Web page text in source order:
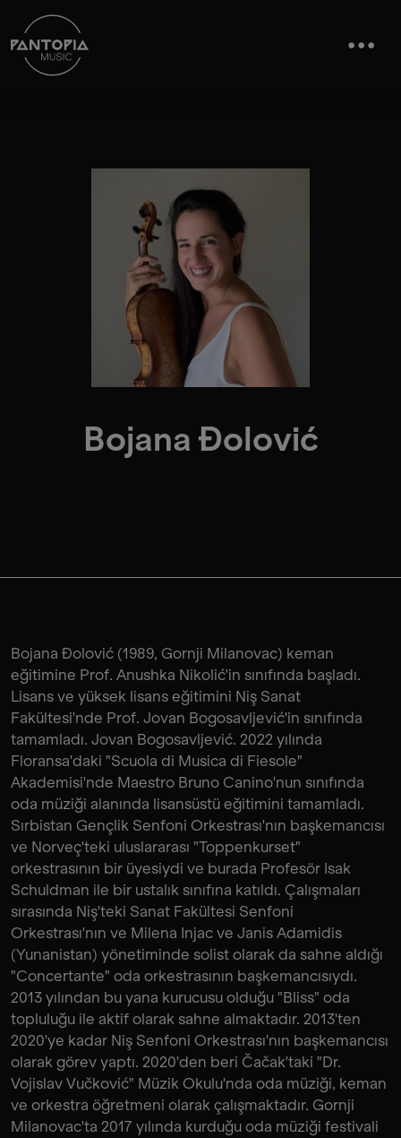
Bojana Đolović
Bojana Đolović (1989, Gornji Milanovac) keman
eğitimine Prof. Anushka Nikolić'in sınıfında başladı.
Lisans ve yüksek lisans eğitimini Niş Sanat
Fakültesi'nde Prof. Jovan Bogosavljević'in sınıfında
tamamladı. Jovan Bogosavljević. 2022 yılında
Floransa'daki "Scuola di Musica di Fiesole"
Akademisi'nde Maestro Bruno Canino'nun sınıfında
oda müziği alanında lisansüstü eğitimini tamamladı.
Sırbistan Gençlik Senfoni Orkestrası'nın başkemancısı
ve Norveç'teki uluslararası "Toppenkurset"
orkestrasının bir üyesiydi ve burada Profesör Isak
Schuldman ile bir ustalık sınıfına katıldı. Çalışmaları
sırasında Niş'teki Sanat Fakültesi Senfoni
Orkestrası'nın ve Milena Injac ve Janis Adamidis
(Yunanistan) yönetiminde solist olarak da sahne aldığı
"Concertante" oda orkestrasının başkemancısıydı.
2013 yılından bu yana kurucusu olduğu "Bliss" oda
topluluğu ile aktif olarak sahne almaktadır. 2013'ten
2020'ye kadar Niş Senfoni Orkestrası'nın başkemancısı
olarak görev yaptı. 2020'den beri Čačak'taki "Dr.
Vojislav Vučković" Müzik Okulu'nda oda müziği, keman
ve orkestra öğretmeni olarak çalışmaktadır. Gornji
Milanovac'ta 2017 yılında kurduğu oda müziği festivali